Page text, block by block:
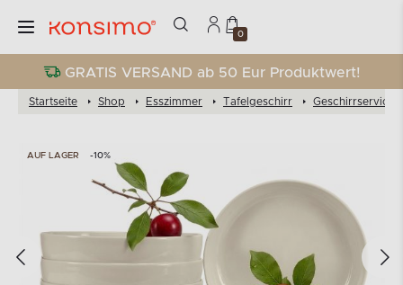
0
GRATIS VERSAND ab 50 Eur Produktwert!
Startseite Shop Esszimmer Tafelgeschirr Geschirrservices
AUF LAGER -10%